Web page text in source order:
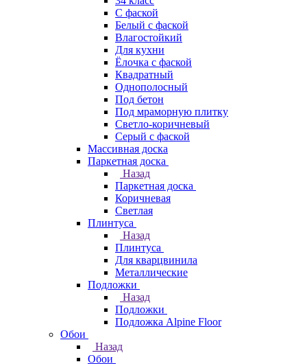
C фаской
Белый с фаской
Влагостойкий
Для кухни
Ёлочка с фаской
Квадратный
Однополосный
Под бетон
Под мраморную плитку
Светло-коричневый
Серый с фаской
Массивная доска
Паркетная доска
Назад
Паркетная доска
Коричневая
Светлая
Плинтуса
Назад
Плинтуса
Для кварцвинила
Металлические
Подложки
Назад
Подложки
Подложка Alpine Floor
Обои
Назад
Обои